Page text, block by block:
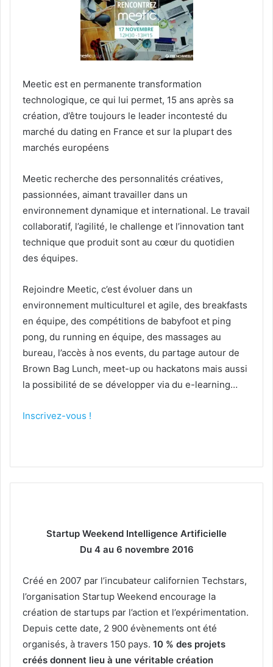
Meetic est en permanente transformation
technologique, ce qui lui permet, 15 ans après sa
création, d’être toujours le leader incontesté du
marché du dating en France et sur la plupart des
marchés européens
Meetic recherche des personnalités créatives,
passionnées, aimant travailler dans un
environnement dynamique et international. Le travail
collaboratif, l’agilité, le challenge et l’innovation tant
technique que produit sont au cœur du quotidien
des équipes.
Rejoindre Meetic, c’est évoluer dans un
environnement multiculturel et agile, des breakfasts
en équipe, des compétitions de babyfoot et ping
pong, du running en équipe, des massages au
bureau, l’accès à nos events, du partage autour de
Brown Bag Lunch, meet-up ou hackatons mais aussi
la possibilité de se développer via du e-learning…
Inscrivez-vous !
Startup Weekend Intelligence Artificielle
Du 4 au 6 novembre 2016​
Créé en 2007 par l’incubateur californien Techstars,
l’organisation Startup Weekend encourage la
création de startups par l’action et l’expérimentation.
Depuis cette date, 2 900 évènements ont été
organisés, à travers 150 pays. 10 % des projets
créés donnent lieu à une véritable création